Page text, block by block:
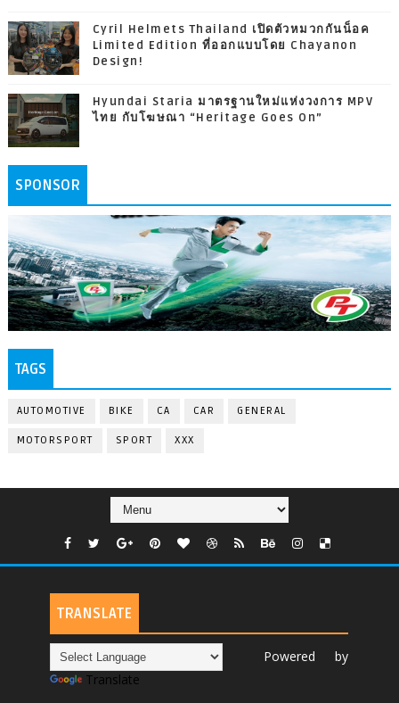
Cyril Helmets Thailand เปิดตัวหมวกกันน็อค
Limited Edition ที่ออกแบบโดย Chayanon
Design!
Hyundai Staria มาตรฐานใหม่แห่งวงการ MPV
ไทย กับโฆษณา “Heritage Goes On”
SPONSOR
TAGS
AUTOMOTIVE BIKE CA CAR GENERAL
MOTORSPORT SPORT XXX
TRANSLATE
Powered by
Translate